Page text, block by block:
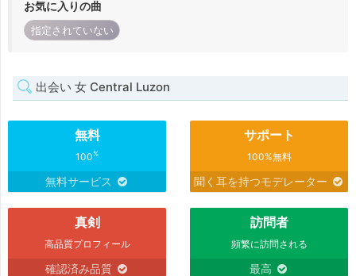
お気に入りの曲
指定されていない
出会い 女 Central Luzon
無料
100%
無料サービス
サポート
100%無料
聞く耳を持つモデレーター
真剣
高品質プロフィール
確認済み品質
訪問者
頻繁に訪問される
最高